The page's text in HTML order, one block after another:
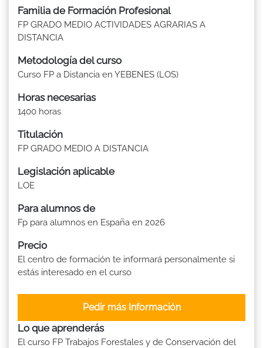
Familia de Formación Profesional
FP GRADO MEDIO ACTIVIDADES AGRARIAS A
DISTANCIA
Metodología del curso
Curso FP a Distancia en YEBENES (LOS)
Horas necesarias
1400 horas
Titulación
FP GRADO MEDIO A DISTANCIA
Legislación aplicable
LOE
Para alumnos de
Fp para alumnos en España en 2026
Precio
El centro de formación te informará personalmente si
estás interesado en el curso
Pedir más Información
Lo que aprenderás
El curso FP Trabajos Forestales y de Conservación del